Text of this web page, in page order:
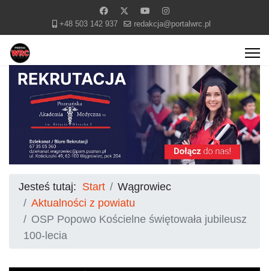
+48 503 142 937 redakcja@portalwrc.pl
Jesteś tutaj: Start
Wągrowiec
Aktualności z powiatu
OSP Popowo Kościelne świętowała jubileusz
100-lecia